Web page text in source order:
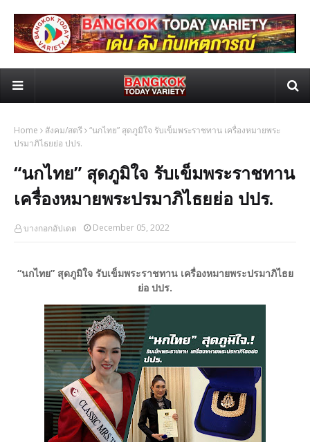
Home สังคม/สตรี “นกไทย” สุดภูมิใจ รับเข็มพระราชทาน เครื่องหมายพระ
ปรมาภิไธยย่อ ปปร.
“นกไทย” สุดภูมิใจ รับเข็มพระราชทาน
เครื่องหมายพระปรมาภิไธยย่อ ปปร.
บางกอกอัปเดต December 05, 2022
“นกไทย” สุดภูมิใจ รับเข็มพระราชทาน เครื่องหมายพระปรมาภิไธย
ย่อ ปปร.